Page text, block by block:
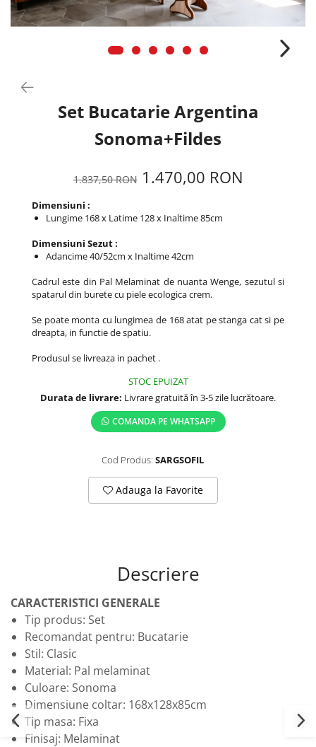
Set Bucatarie Argentina
Sonoma+Fildes
1.837,50 RON 1.470,00 RON
Dimensiuni :
Lungime 168 x Latime 128 x Inaltime 85cm
Dimensiuni Sezut :
Adancime 40/52cm x Inaltime 42cm
Cadrul este din Pal Melaminat de nuanta Wenge, sezutul si
spatarul din burete cu piele ecologica crem.
Se poate monta cu lungimea de 168 atat pe stanga cat si pe
dreapta, in functie de spatiu.
Produsul se livreaza in pachet .
STOC EPUIZAT
Durata de livrare: Livrare gratuită în 3-5 zile lucrătoare.
COMANDA PE WHATSAPP
Cod Produs: SARGSOFIL
Adauga la Favorite
Descriere
CARACTERISTICI GENERALE
Tip produs: Set
Recomandat pentru: Bucatarie
Stil: Clasic
Material: Pal melaminat
Culoare: Sonoma
Dimensiune coltar: 168x128x85cm
Tip masa: Fixa
Finisaj: Melaminat